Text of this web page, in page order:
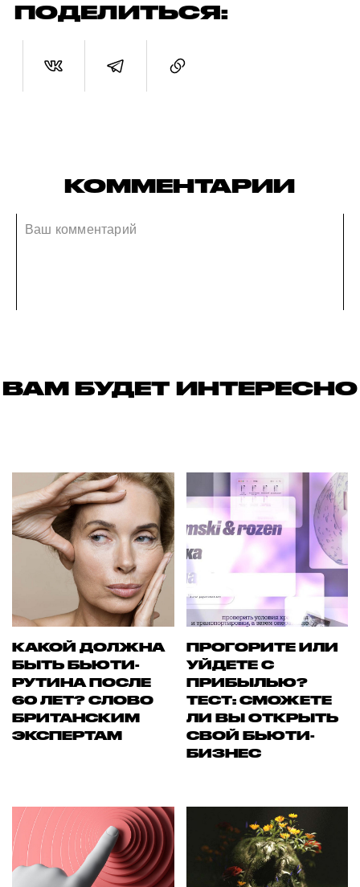
ПОДЕЛИТЬСЯ:
КОММЕНТАРИИ
ВАМ БУДЕТ ИНТЕРЕСНО
КАКОЙ ДОЛЖНА
БЫТЬ БЬЮТИ-
РУТИНА ПОСЛЕ
60 ЛЕТ? СЛОВО
БРИТАНСКИМ
ЭКСПЕРТАМ
ПРОГОРИТЕ ИЛИ
УЙДЕТЕ С
ПРИБЫЛЬЮ?
ТЕСТ: СМОЖЕТЕ
ЛИ ВЫ ОТКРЫТЬ
СВОЙ БЬЮТИ-
БИЗНЕС